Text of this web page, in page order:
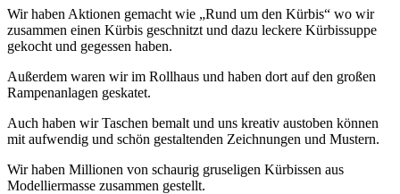
Wir haben Aktionen gemacht wie „Rund um den Kürbis“ wo wir
zusammen einen Kürbis geschnitzt und dazu leckere Kürbissuppe
gekocht und gegessen haben.
Außerdem waren wir im Rollhaus und haben dort auf den großen
Rampenanlagen geskatet.
Auch haben wir Taschen bemalt und uns kreativ austoben können
mit aufwendig und schön gestaltenden Zeichnungen und Mustern.
Wir haben Millionen von schaurig gruseligen Kürbissen aus
Modelliermasse zusammen gestellt.